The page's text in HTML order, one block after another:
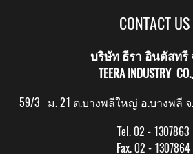
CONTACT US
บริษัท ธีรา อินดัสทรี
TEERA INDUSTRY
59/3 ม. 21 ต.บางพลีใหญ่ อ.บางพลี จ
Tel. 02 - 1307863
Fax. 02 - 1307864